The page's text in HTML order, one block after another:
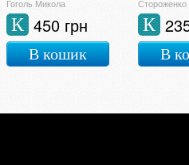
Гоголь Микола
450 грн
К
В кошик
К
В